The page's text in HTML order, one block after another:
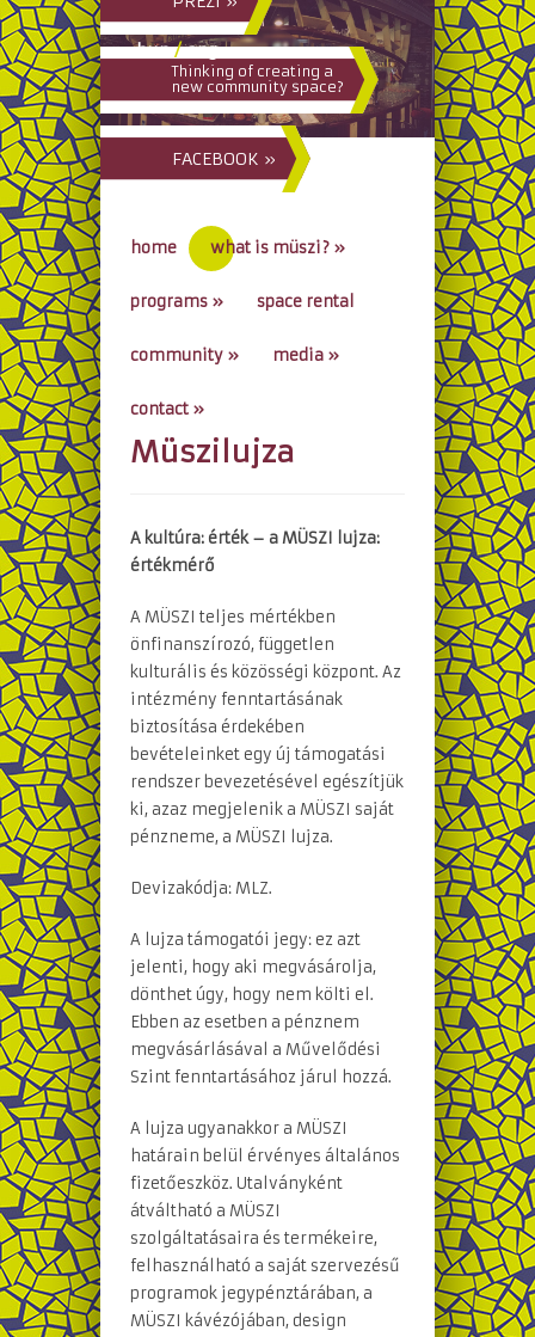
hun/eng
Thinking of creating a
new community space?
FACEBOOK »
home what is müszi? »
programs » space rental
community » media »
contact »
go to...
Müszilujza
A kultúra: érték – a MÜSZI lujza:
értékmérő
A MÜSZI teljes mértékben
önfinanszírozó, független
kulturális és közösségi központ. Az
intézmény fenntartásának
biztosítása érdekében
bevételeinket egy új támogatási
rendszer bevezetésével egészítjük
ki, azaz megjelenik a MÜSZI saját
pénzneme, a MÜSZI lujza.
Devizakódja: MLZ.
A lujza támogatói jegy: ez azt
jelenti, hogy aki megvásárolja,
dönthet úgy, hogy nem költi el.
Ebben az esetben a pénznem
megvásárlásával a Művelődési
Szint fenntartásához járul hozzá.
A lujza ugyanakkor a MÜSZI
határain belül érvényes általános
fizetőeszköz. Utalványként
átváltható a MÜSZI
szolgáltatásaira és termékeire,
felhasználható a saját szervezésű
programok jegypénztárában, a
MÜSZI kávézójában, design